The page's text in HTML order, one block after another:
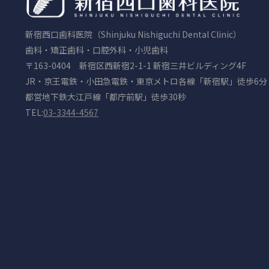
新宿西口歯科医院（Shinjuku Nishiguchi Dental Clinic）
歯科・矯正歯科・口腔外科・小児歯科
〒163-0404 新宿区西新宿2-1-1 新宿三井ビルディング4F
JR・京王電鉄・小田急電鉄・東京メトロ各線「新宿駅」徒歩6分
都営地下鉄大江戸線「都庁前駅」徒歩30秒
TEL:03-3344-4567